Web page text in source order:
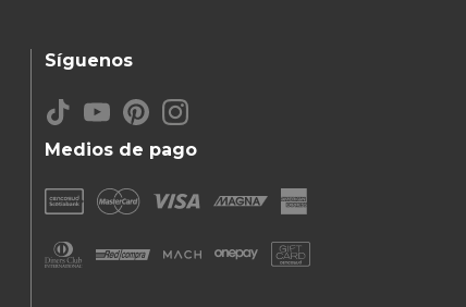
Medios de pago
Síguenos